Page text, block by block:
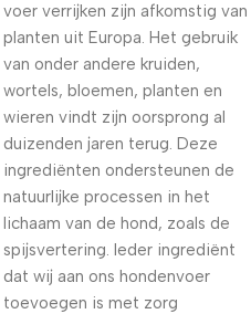
voer verrijken zijn afkomstig van
planten uit Europa. Het gebruik
van onder andere kruiden,
wortels, bloemen, planten en
wieren vindt zijn oorsprong al
duizenden jaren terug. Deze
ingrediënten ondersteunen de
natuurlijke processen in het
lichaam van de hond, zoals de
spijsvertering. Ieder ingrediënt
dat wij aan ons hondenvoer
toevoegen is met zorg